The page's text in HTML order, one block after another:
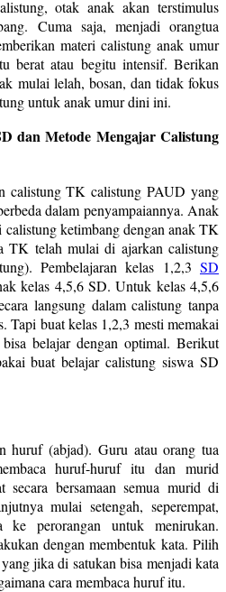
otak anak akan terstimulus
Cuma saja, menjadi orangtua
materi calistung anak umur
berat atau begitu intensif. Berikan
mulai lelah, bosan, dan tidak fokus
untuk anak umur dini ini.
dan Metode Mengajar Calistung
calistung TK calistung PAUD yang
dalam penyampaiannya. Anak
ketimbang dengan anak TK
TK telah mulai di ajarkan calistung
Pembelajaran kelas 1,2,3 SD
kelas 4,5,6 SD. Untuk kelas 4,5,6
langsung dalam calistung tanpa
Tapi buat kelas 1,2,3 mesti memakai
belajar dengan optimal. Berikut
buat belajar calistung siswa SD
huruf (abjad). Guru atau orang tua
huruf-huruf itu dan murid
secara bersamaan semua murid di
mulai setengah, seperempat,
ke perorangan untuk menirukan.
dengan membentuk kata. Pilih
jika di satukan bisa menjadi kata
cara membaca huruf itu.